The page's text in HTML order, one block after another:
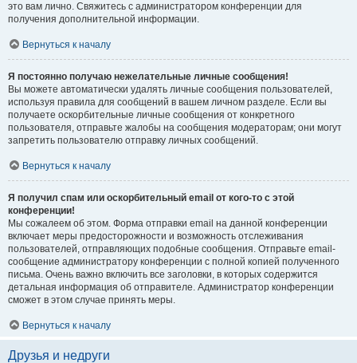
это вам лично. Свяжитесь с администратором конференции для
получения дополнительной информации.
Вернуться к началу
Я постоянно получаю нежелательные личные сообщения!
Вы можете автоматически удалять личные сообщения пользователей,
используя правила для сообщений в вашем личном разделе. Если вы
получаете оскорбительные личные сообщения от конкретного
пользователя, отправьте жалобы на сообщения модераторам; они могут
запретить пользователю отправку личных сообщений.
Вернуться к началу
Я получил спам или оскорбительный email от кого-то с этой
конференции!
Мы сожалеем об этом. Форма отправки email на данной конференции
включает меры предосторожности и возможность отслеживания
пользователей, отправляющих подобные сообщения. Отправьте email-
сообщение администратору конференции с полной копией полученного
письма. Очень важно включить все заголовки, в которых содержится
детальная информация об отправителе. Администратор конференции
сможет в этом случае принять меры.
Вернуться к началу
Друзья и недруги